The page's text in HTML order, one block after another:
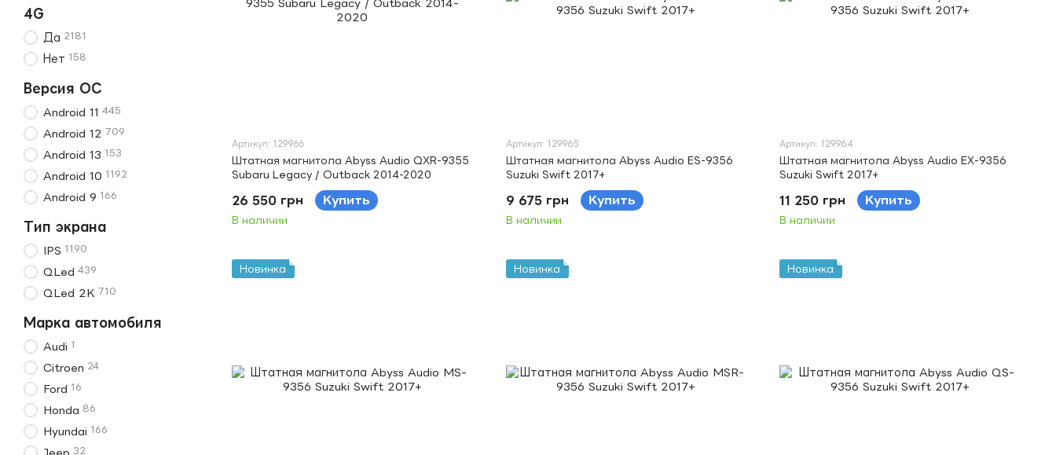
Артикул: 129966
Штатная магнитола Abyss Audio QXR-9355
Subaru Legacy / Outback 2014-2020
26 550 грн Купить
В наличии
Артикул: 129965
Штатная магнитола Abyss Audio ES-9356
Suzuki Swift 2017+
9 675 грн Купить
В наличии
Артикул: 129964
Штатная магнитола Abyss Audio EX-9356
Suzuki Swift 2017+
11 250 грн Купить
В наличии
Новинка Новинка Новинка
4G
Да 2181
Нет 158
Версия ОС
Android 11 445
Android 12 709
Android 13 153
Android 10 1192
Android 9 166
Тип экрана
IPS 1190
QLed 439
QLed 2K 710
Марка автомобиля
Audi 1
Citroen 24
Ford 16
Honda 86
Hyundai 166
Jeep 32